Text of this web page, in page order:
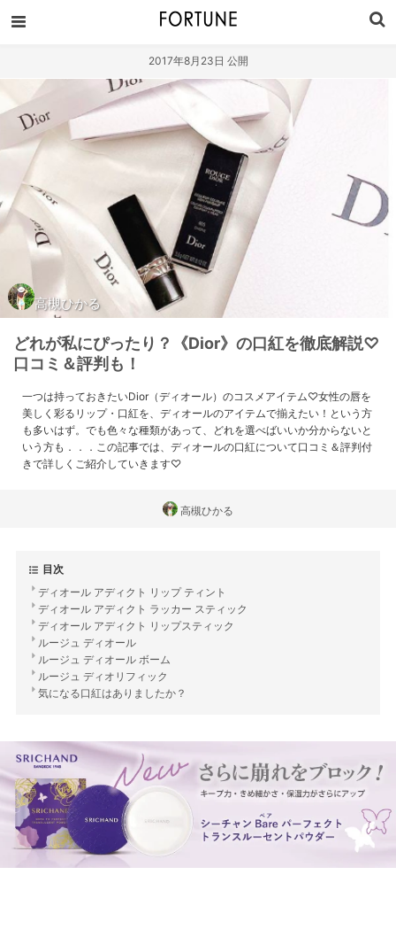
2017年8月23日 公開
高槻ひかる
どれが私にぴったり？《Dior》の口紅を徹底解説♡
口コミ＆評判も！
一つは持っておきたいDior（ディオール）のコスメアイテム♡女性の唇を
美しく彩るリップ・口紅を、ディオールのアイテムで揃えたい！という方
も多いはず。でも色々な種類があって、どれを選べばいいか分からないと
いう方も．．．この記事では、ディオールの口紅について口コミ＆評判付
きで詳しくご紹介していきます♡
高槻ひかる
目次
ディオール アディクト リップ ティント
ディオール アディクト ラッカー スティック
ディオール アディクト リップスティック
ルージュ ディオール
ルージュ ディオール ボーム
ルージュ ディオリフィック
気になる口紅はありましたか？